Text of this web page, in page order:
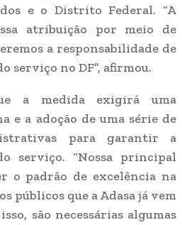
e o Distrito Federal. “A
atribuição por meio de
a responsabilidade de
serviço no DF”, afirmou.
a medida exigirá uma
e a adoção de uma série de
para garantir a
serviço. “Nossa principal
o padrão de excelência na
públicos que a Adasa já vem
são necessárias algumas